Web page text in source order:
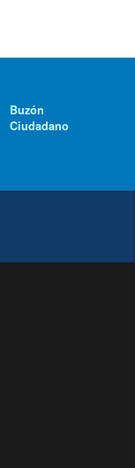
Buzón
Ciudadano